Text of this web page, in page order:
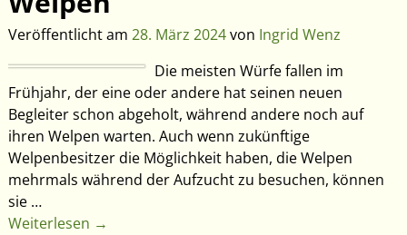
Veröffentlicht am 28. März 2024von Ingrid Wenz
Die meisten Würfe fallen im
Frühjahr, der eine oder andere hat seinen neuen
Begleiter schon abgeholt, während andere noch auf
ihren Welpen warten. Auch wenn zukünftige
Welpenbesitzer die Möglichkeit haben, die Welpen
mehrmals während der Aufzucht zu besuchen, können
sie …
Weiterlesen →